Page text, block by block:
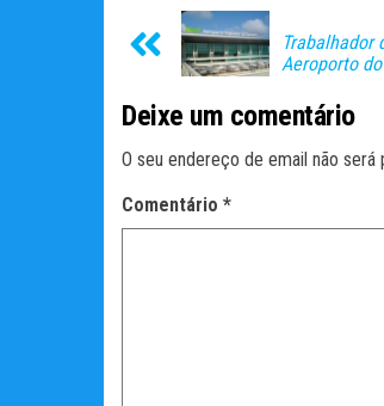
Trabalhador
Aeroporto
Deixe um comentário
O seu endereço de email não será
Comentário *